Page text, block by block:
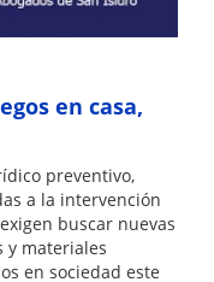
en casa,
preventivo,
a la intervención
buscar nuevas
y materiales
en sociedad este